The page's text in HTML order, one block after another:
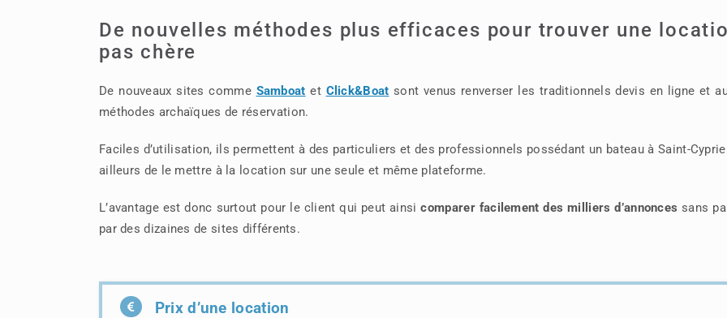
De nouvelles méthodes plus efficaces pour trouver une
pas chère
De nouveaux sites comme Samboat et Click&Boat sont venus renverser les traditionnels devis en ligne et
méthodes archaïques de réservation.
Faciles d’utilisation, ils permettent à des particuliers et des professionnels possédant un bateau à Saint-
ailleurs de le mettre à la location sur une seule et même plateforme.
L’avantage est donc surtout pour le client qui peut ainsicomparer facilement des milliers d’annonces sans
par des dizaines de sites différents.
Prix d’une location